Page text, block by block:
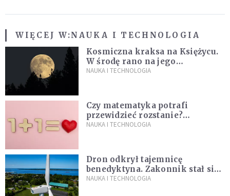
WIĘCEJ W:NAUKA I TECHNOLOGIA
Kosmiczna kraksa na Księżycu.
W środę rano na jego
powierzchni dojdzie do
NAUKA I TECHNOLOGIA
Czy matematyka potrafi
przewidzieć rozstanie?
Naukowcy stworzyli model
NAUKA I TECHNOLOGIA
Dron odkrył tajemnicę
benedyktyna. Zakonnik stał się
sławny
NAUKA I TECHNOLOGIA